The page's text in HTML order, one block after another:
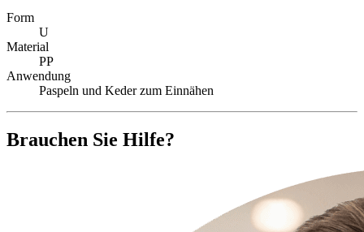
Form
U
Material
PP
Anwendung
Paspeln und Keder zum Einnähen
Brauchen Sie Hilfe?